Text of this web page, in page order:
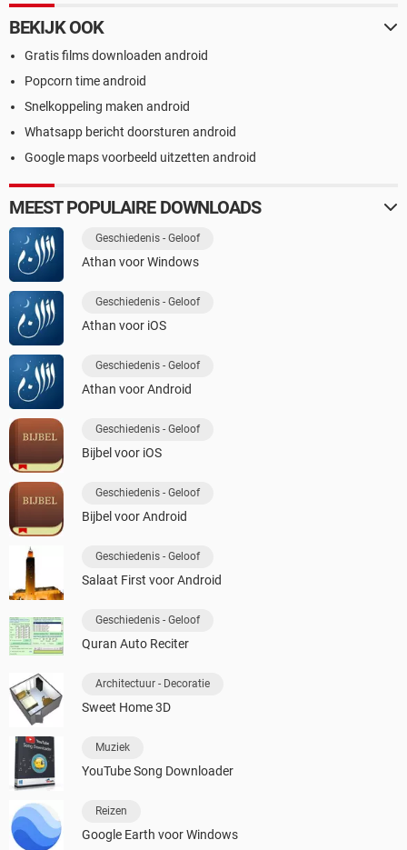
BEKIJK OOK
Gratis films downloaden android
Popcorn time android
Snelkoppeling maken android
Whatsapp bericht doorsturen android
Google maps voorbeeld uitzetten android
MEEST POPULAIRE DOWNLOADS
Geschiedenis - Geloof
Athan voor Windows
Geschiedenis - Geloof
Athan voor iOS
Geschiedenis - Geloof
Athan voor Android
Geschiedenis - Geloof
Bijbel voor iOS
Geschiedenis - Geloof
Bijbel voor Android
Geschiedenis - Geloof
Salaat First voor Android
Geschiedenis - Geloof
Quran Auto Reciter
Architectuur - Decoratie
Sweet Home 3D
Muziek
YouTube Song Downloader
Reizen
Google Earth voor Windows